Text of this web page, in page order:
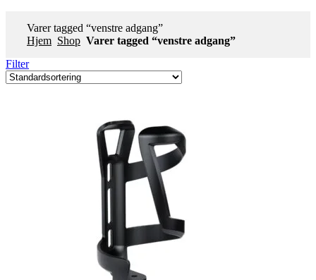
Varer tagged “venstre adgang”
Hjem Shop Varer tagged “venstre adgang”
Filter